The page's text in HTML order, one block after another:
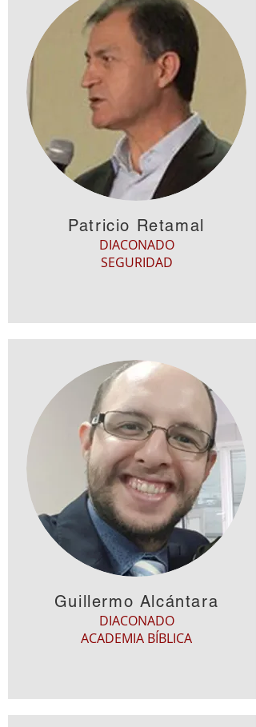
Patricio Retamal
DIACONADO
SEGURIDAD
Guillermo Alcántara
DIACONADO
ACADEMIA BÍBLICA